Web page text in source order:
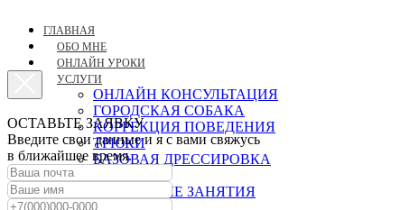
ГЛАВНАЯ
ОБО МНЕ
ОНЛАЙН УРОКИ
УСЛУГИ
ОНЛАЙН КОНСУЛЬТАЦИЯ
ГОРОДСКАЯ СОБАКА
КОРРЕКЦИЯ ПОВЕДЕНИЯ
ТРЮКИ
БАЗОВАЯ ДРЕССИРОВКА
ГРУППОВЫЕ ЗАНЯТИЯ
ОСТАВЬТЕ ЗАЯВКУ
Введите свои данные и я с вами свяжусь
в ближайшее время.